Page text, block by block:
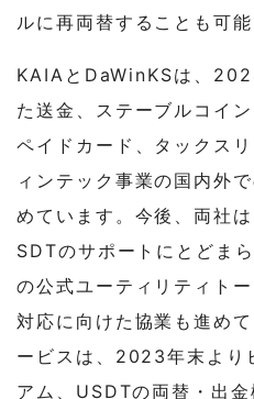
ルに再両替することも可能
KAIAとDaWinKSは、
た送金、ステーブルコイ
ペイドカード、タックス
ィンテック事業の国内外
めています。今後、両社
SDTのサポートにとどま
の公式ユーティリティト
対応に向けた協業も進め
ービスは、2023年末より
アム、USDTの両替・出金